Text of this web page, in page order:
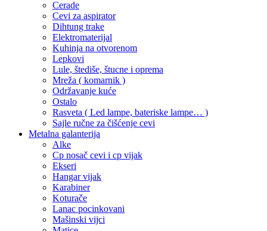
Cerade
Cevi za aspirator
Dihtung trake
Elektromaterijal
Kuhinja na otvorenom
Lepkovi
Lule, štediše, štucne i oprema
Mreža ( komarnik )
Održavanje kuće
Ostalo
Rasveta ( Led lampe, bateriske lampe… )
Sajle ručne za čišćenje cevi
Metalna galanterija
Alke
Cp nosač cevi i cp vijak
Ekseri
Hangar vijak
Karabiner
Koturače
Lanac pocinkovani
Mašinski vijci